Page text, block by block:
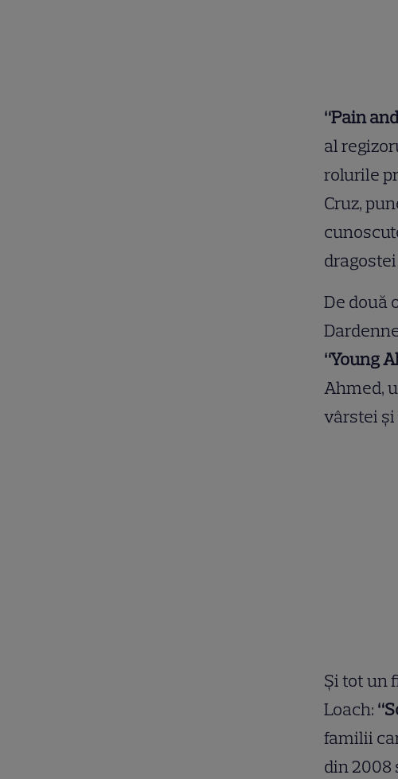
“Pain
al
rolurile
Cruz,
De două
“Young
Ahmed,
vârstei
Și tot un
Loach:
familii
din 2008